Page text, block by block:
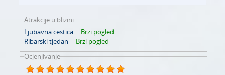
Atrakcije u blizini
Ljubavna cestica
Brzi pogled
Ribarski tjedan
Brzi pogled
Ocjenjivanje